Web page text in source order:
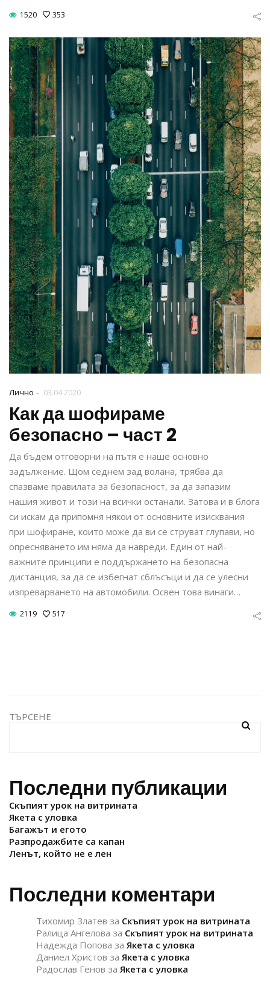
1520 353
Лично - 03.04.2020
Как да шофираме
безопасно – част 2
Да бъдем отговорни на пътя е наше основно
задължение. Щом седнем зад волана, трябва да
спазваме правилата за безопасност, за да запазим
нашия живот и този на всички останали. Затова и в блога
си искам да припомня някои от основните изисквания
при шофиране, които може да ви се струват глупави, но
опресняването им няма да навреди. Един от най-
важните принципи е поддържането на безопасна
дистанция, за да се избегнат сблъсъци и да се улесни
изпреварването на автомобили. Освен това винаги…
2119 517
ТЪРСЕНЕ
Последни публикации
Скъпият урок на витрината
Якета с уловка
Багажът и егото
Разпродажбите са капан
Ленът, който не е лен
Последни коментари
Тихомир Златев за Скъпият урок на витрината
Ралица Ангелова за Скъпият урок на витрината
Надежда Попова за Якета с уловка
Даниел Христов за Якета с уловка
Радослав Генов за Якета с уловка